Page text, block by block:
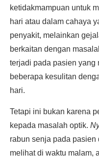
ketidakmampuan untuk
hari atau dalam cahaya
penyakit, melainkan
berkaitan dengan
terjadi pada pasien yang
beberapa kesulitan
hari.
Tetapi ini bukan karena
kepada masalah optik.
rabun senja pada
melihat di waktu malam,